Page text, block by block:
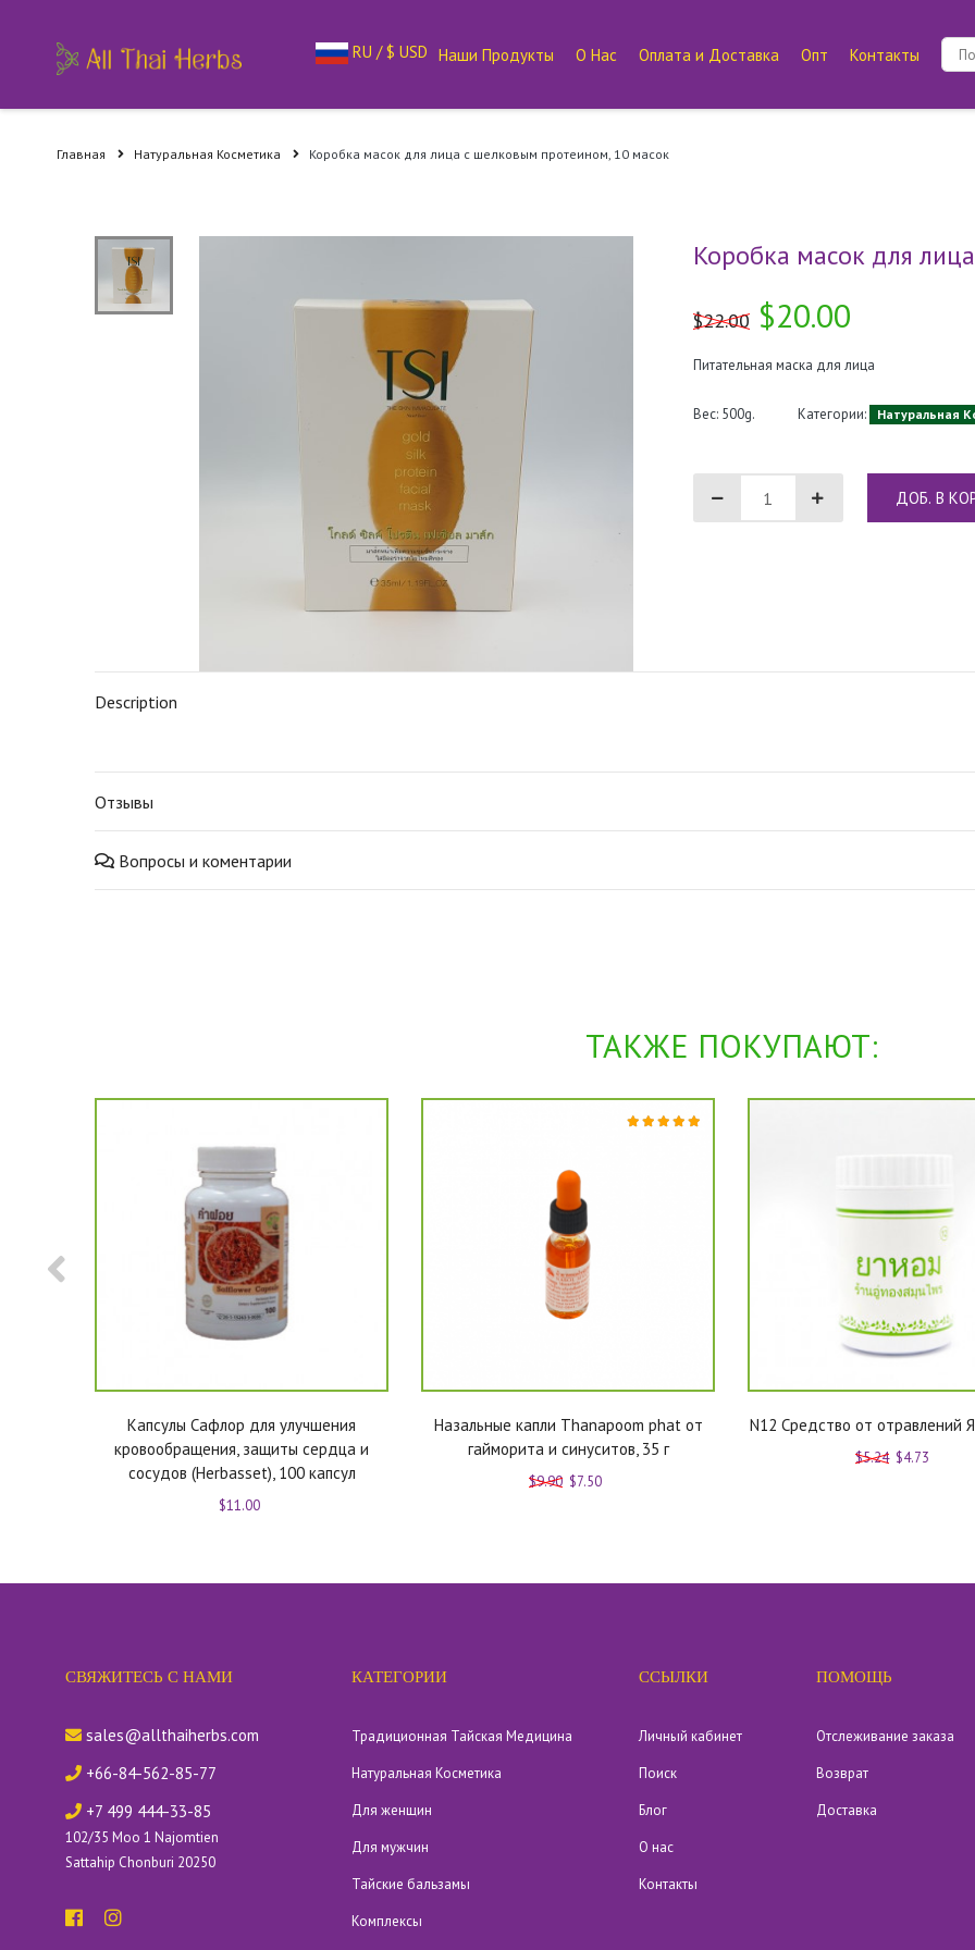
RU / $ USD Наши Продукты О Нас Оплата и Доставка Опт Контакты
Главная Натуральная Косметика Коробка масок для лица с шелковым протеином, 10 масок
Коробка масок для
$22.00 $20.00
Питательная маска для лица
Вес: 500g. Категории: Натуральная
ДОБ. В
Description
Отзывы
Вопросы и коментарии
ТАКЖЕ ПОКУПАЮТ:
Капсулы Сафлор для улучшения
кровообращения, защиты сердца и
сосудов (Herbasset), 100 капсул
$11.00
Назальные капли Thanapoom phat от
гайморита и синуситов, 35 г
$9.90 $7.50
N12 Средство от отравлений
$5.24 $4.73
СВЯЖИТЕСЬ С НАМИ
sales@allthaiherbs.com
+66-84-562-85-77
+7 499 444-33-85
102/35 Moo 1 Najomtien
Sattahip Chonburi 20250
КАТЕГОРИИ
Традиционная Тайская Медицина
Натуральная Косметика
Для женщин
Для мужчин
Тайские бальзамы
Комплексы
ССЫЛКИ
Личный кабинет
Поиск
Блог
О нас
Контакты
ПОМОЩЬ
Отслеживание заказа
Возврат
Доставка